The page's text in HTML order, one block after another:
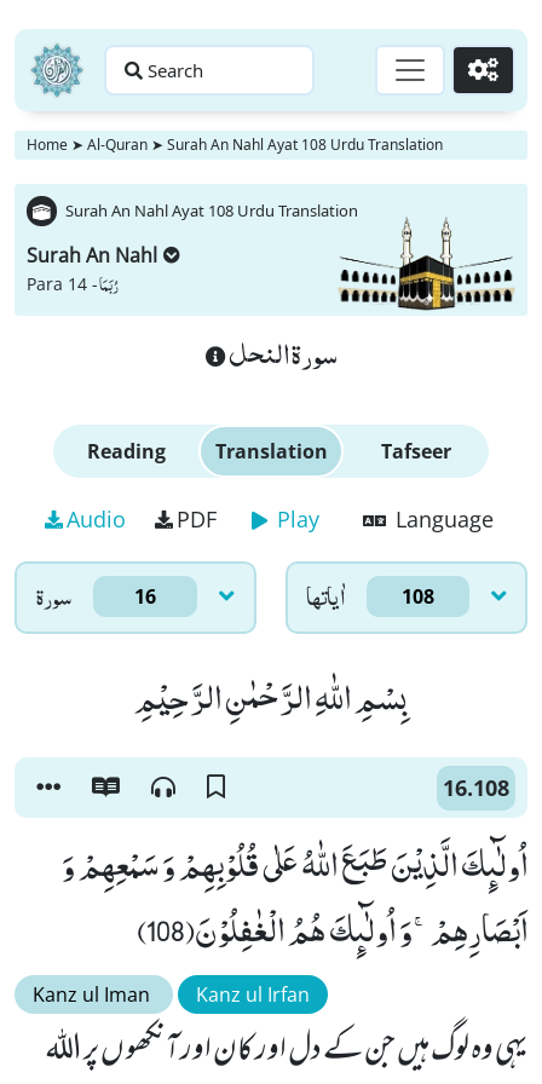
Search Go
Home ➤ Al-Quran ➤ Surah An Nahl Ayat 108 Urdu Translation
Surah An Nahl Ayat 108 Urdu Translation
Surah An Nahl
Para 14 -رُبَمَا
سورة النحل
Reading Translation Tafseer
Audio PDF Play Language
سورۃ 16 اٰياتها 108
بِسْمِ اللّٰهِ الرَّحْمٰنِ الرَّحِیْمِ
16.108
اُولٰٓىٕكَ الَّذِیْنَ طَبَعَ اللّٰهُ عَلٰى قُلُوْبِهِمْ وَ سَمْعِهِمْ وَ
اَبْصَارِهِمْۚ-وَ اُولٰٓىٕكَ هُمُ الْغٰفِلُوْنَ(108)
Kanz ul Iman Kanz ul Irfan
یہی وہ لوگ ہیں جن کے دل اور کان اور آنکھو ں پر اللہ